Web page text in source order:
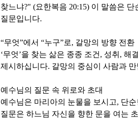
찾느냐?" (요한복음 20:15) 이 말씀은 단
질문입니다.
“무엇”에서 “누구”로, 갈망의 방향 전환
‘무엇’을 찾는 삶은 종종 조건 , 성취 , 해
제시하십니다. 갈망의 중심이 사람과
예수님의 질문 속 위로와 초대
예수님은 마리아의 눈물을 보시고, 단
질문은 하느님 자신을 향한 문을 여는